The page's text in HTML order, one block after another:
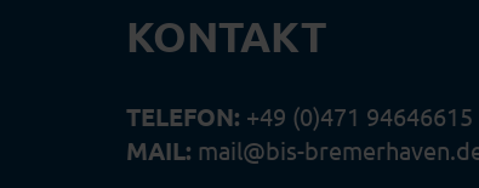
KONTAKT
TELEFON: +49 (0)471 94646615
MAIL: mail@bis-